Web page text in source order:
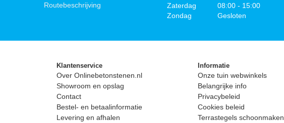
Routebeschrijving
Zaterdag
08:00 - 15:00
Zondag
Gesloten
Klantenservice
Over Onlinebetonstenen.nl
Showroom en opslag
Contact
Bestel- en betaalinformatie
Levering en afhalen
Informatie
Onze tuin webwinkels
Belangrijke info
Privacybeleid
Cookies beleid
Terrastegels schoonmaken